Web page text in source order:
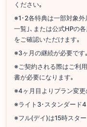
ください｡
※1･2各特典は一部対象
一覧｣､または公式HPの
をご確認いただけます｡
※3ヶ月の継続が必要です｡
※ご契約される際はご利
書が必要になります｡
※4ヶ月目よりプラン変更
※ライト3･スタンダード
※フル(デイ)は15時スタ